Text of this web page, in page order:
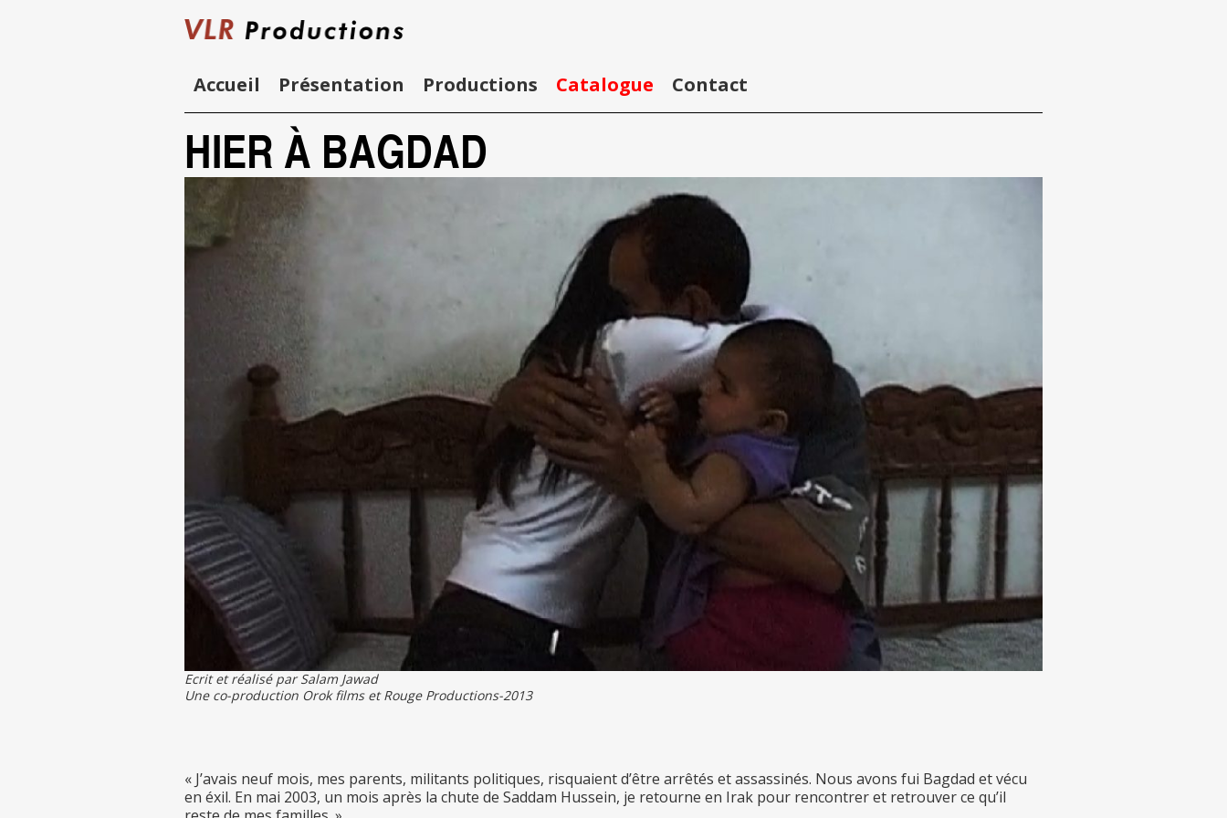
Accueil Présentation Productions Catalogue Contact
HIER À BAGDAD
Ecrit et réalisé par Salam Jawad
Une co-production Orok films et Rouge Productions-2013
« J’avais neuf mois, mes parents, militants politiques, risquaient d’être arrêtés et assassinés. Nous avons fui Bagdad et vécu
en éxil. En mai 2003, un mois après la chute de Saddam Hussein, je retourne en Irak pour rencontrer et retrouver ce qu’il